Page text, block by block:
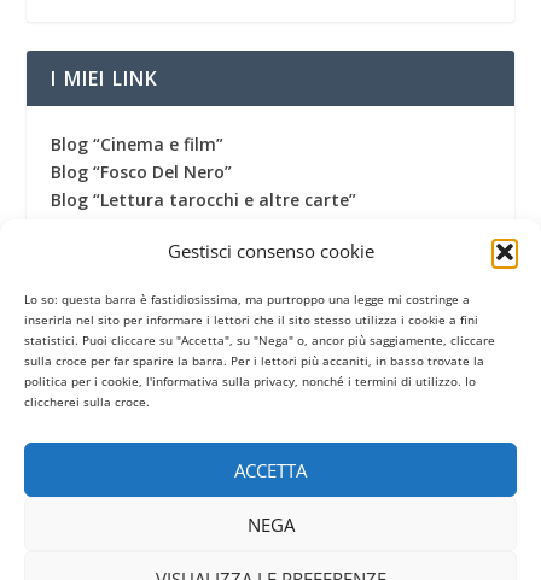
Gestisci consenso cookie
Lo so: questa barra è fastidiosissima, ma purtroppo una legge mi costringe a
inserirla nel sito per informare i lettori che il sito stesso utilizza i cookie a fini
statistici. Puoi cliccare su "Accetta", su "Nega" o, ancor più saggiamente, cliccare
sulla croce per far sparire la barra. Per i lettori più accaniti, in basso trovate la
politica per i cookie, l'informativa sulla privacy, nonché i termini di utilizzo. Io
cliccherei sulla croce.
ACCETTA
NEGA
I MIEI LINK
Blog “Cinema e film”
Blog “Fosco Del Nero”
Blog “Lettura tarocchi e altre carte”
Canale Youtube
Gruppo Facebook
Pagina Facebook
Profilo Twitter
Termini di utilizzo